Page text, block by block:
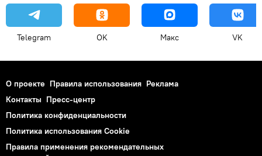
Telegram OK Макс VK
О проекте Правила использования Реклама
Контакты Пресс-центр
Политика конфиденциальности
Политика использования Cookie
Правила применения рекомендательных